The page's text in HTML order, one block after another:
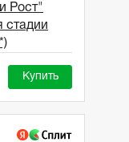
Рост"
стадии
Купить